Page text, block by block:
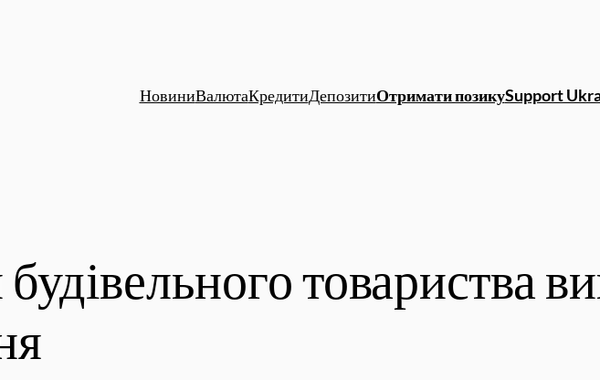
НовиниВалютаКредитиДепозитиОтримати позикуSupport
товариства